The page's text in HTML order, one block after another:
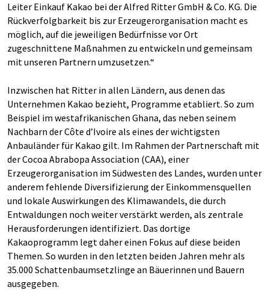
Leiter Einkauf Kakao bei der Alfred Ritter GmbH & Co. KG. Die
Rückverfolgbarkeit bis zur Erzeugerorganisation macht es
möglich, auf die jeweiligen Bedürfnisse vor Ort
zugeschnittene Maßnahmen zu entwickeln und gemeinsam
mit unseren Partnern umzusetzen.“
Inzwischen hat Ritter in allen Ländern, aus denen das
Unternehmen Kakao bezieht, Programme etabliert. So zum
Beispiel im westafrikanischen Ghana, das neben seinem
Nachbarn der Côte d’Ivoire als eines der wichtigsten
Anbauländer für Kakao gilt. Im Rahmen der Partnerschaft mit
der Cocoa Abrabopa Association (CAA), einer
Erzeugerorganisation im Südwesten des Landes, wurden unter
anderem fehlende Diversifizierung der Einkommensquellen
und lokale Auswirkungen des Klimawandels, die durch
Entwaldungen noch weiter verstärkt werden, als zentrale
Herausforderungen identifiziert. Das dortige
Kakaoprogramm legt daher einen Fokus auf diese beiden
Themen. So wurden in den letzten beiden Jahren mehr als
35.000 Schattenbaumsetzlinge an Bäuerinnen und Bauern
ausgegeben.